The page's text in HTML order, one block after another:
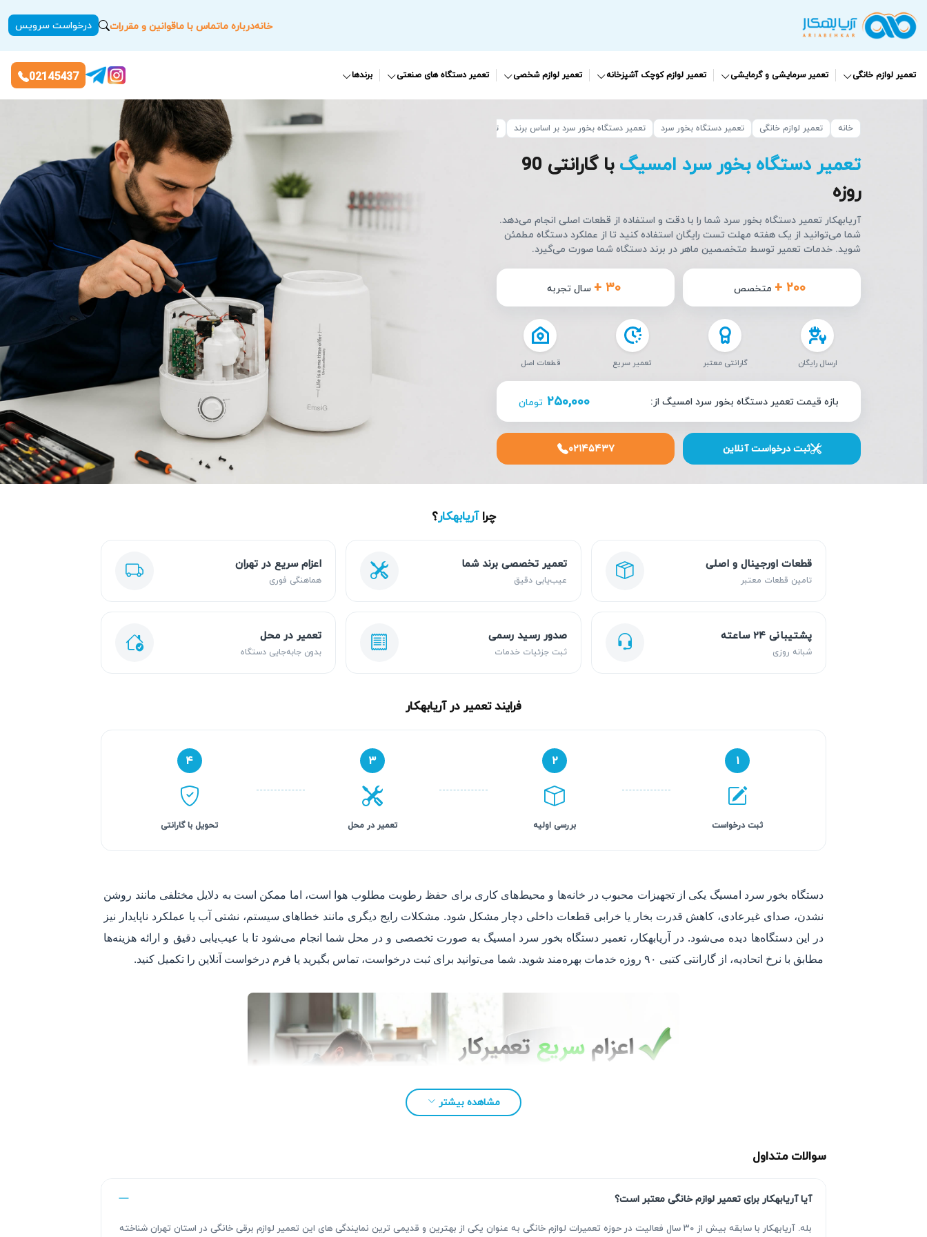
خانهدرباره ماتماس با ماقوانین و مقررات درخواست سرویس
تعمیر لوازم خانگی تعمیر سرمایشی و گرمایشی تعمیر لوازم کوچک آشپزخانه تعمیر لوازم شخصی تعمیر دستگاه های صنعتی برندها 02145437
خانه تعمیر لوازم خانگی تعمیر دستگاه بخور سرد تعمیر دستگاه بخور سرد بر اساس برند تعمیر دستگاه بخور سرد امسیگ
تعمیر دستگاه بخور سرد امسیگ
با گارانتی 90
روزه
آریابهکار تعمیر دستگاه بخور سرد شما را با دقت و استفاده از قطعات اصلی انجام می‌دهد.
شما می‌توانید از یک هفته مهلت تست رایگان استفاده کنید تا از عملکرد دستگاه مطمئن
شوید. خدمات تعمیر توسط متخصصین ماهر در برند دستگاه شما صورت می‌گیرد.
+ ۲۰۰ متخصص + ۳۰ سال تجربه
ارسال رایگان گارانتی معتبر تعمیر سریع قطعات اصل
بازه قیمت تعمیر دستگاه بخور سرد امسیگ از: ۲۵۰,۰۰۰ تومان
ثبت درخواست آنلاین ۰۲۱۴۵۴۳۷
چراآریابهکار؟
قطعات اورجینال و اصلی
تامین قطعات معتبر
تعمیر تخصصی برند شما
عیب‌یابی دقیق
اعزام سریع در تهران
هماهنگی فوری
پشتیبانی ۲۴ ساعته
شبانه روزی
صدور رسید رسمی
ثبت جزئیات خدمات
تعمیر در محل
بدون جابه‌جایی دستگاه
فرایند تعمیر در آریابهکار
۱
ثبت درخواست
۲
بررسی اولیه
۳
تعمیر در محل
۴
تحویل با گارانتی
دستگاه بخور سرد امسیگ یکی از تجهیزات محبوب در خانه‌ها و محیط‌های کاری برای حفظ رطوبت مطلوب هوا است، اما ممکن است به دلایل مختلفی مانند روشن
نشدن، صدای غیرعادی، کاهش قدرت بخار یا خرابی قطعات داخلی دچار مشکل شود. مشکلات رایج دیگری مانند خطاهای سیستم، نشتی آب یا عملکرد ناپایدار نیز
در این دستگاه‌ها دیده می‌شود. در آریابهکار، تعمیر دستگاه بخور سرد امسیگ به صورت تخصصی و در محل شما انجام می‌شود تا با عیب‌یابی دقیق و ارائه هزینه‌ها
مطابق با نرخ اتحادیه، از گارانتی کتبی ۹۰ روزه خدمات بهره‌مند شوید. شما می‌توانید برای ثبت درخواست، تماس بگیرید یا فرم درخواست آنلاین را تکمیل کنید.
مشاهده بیشتر
سوالات متداول
آیا آریابهکار برای تعمیر لوازم خانگی معتبر است؟
بله. آریابهکار با سابقه بیش از ۳۰ سال فعالیت در حوزه تعمیرات لوازم خانگی به عنوان یکی از بهترین و قدیمی ترین نمایندگی های این تعمیر لوازم برقی خانگی در استان تهران شناخته